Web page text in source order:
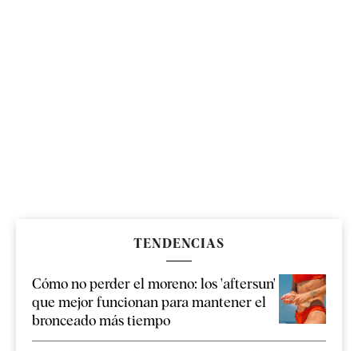
TENDENCIAS
Cómo no perder el moreno: los 'aftersun'
que mejor funcionan para mantener el
bronceado más tiempo